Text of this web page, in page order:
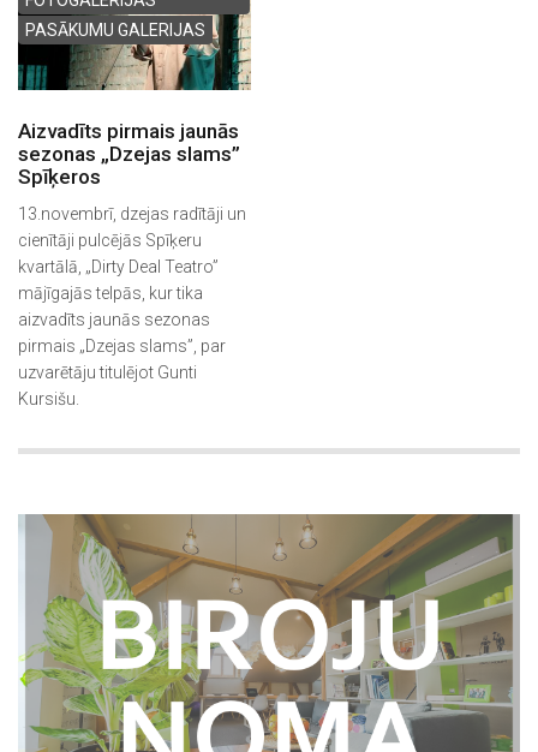
PASĀKUMU GALERIJAS
Aizvadīts pirmais jaunās
sezonas „Dzejas slams”
Spīķeros
13.novembrī, dzejas radītāji un
cienītāji pulcējās Spīķeru
kvartālā, „Dirty Deal Teatro”
mājīgajās telpās, kur tika
aizvadīts jaunās sezonas
pirmais „Dzejas slams”, par
uzvarētāju titulējot Gunti
Kursišu.